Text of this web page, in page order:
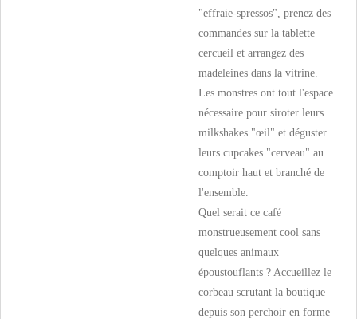
"effraie-spressos", prenez des
commandes sur la tablette
cercueil et arrangez des
madeleines dans la vitrine.
Les monstres ont tout l'espace
nécessaire pour siroter leurs
milkshakes "œil" et déguster
leurs cupcakes "cerveau" au
comptoir haut et branché de
l'ensemble.
Quel serait ce café
monstrueusement cool sans
quelques animaux
époustouflants ? Accueillez le
corbeau scrutant la boutique
depuis son perchoir en forme